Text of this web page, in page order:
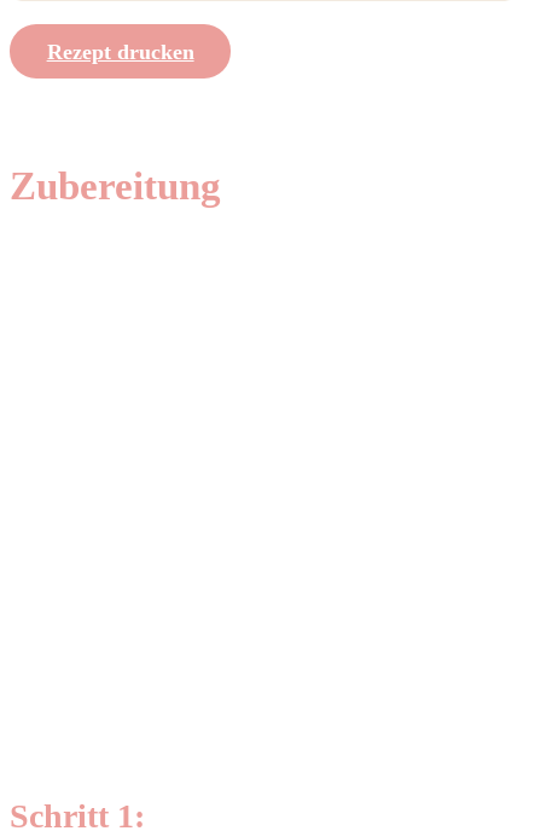
Rezept drucken
Zubereitung
Schritt 1: